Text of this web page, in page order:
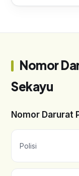
Nomor
Sekayu
Nomor Darurat
Polisi